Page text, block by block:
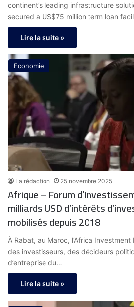
continent’s leading infrastructure
secured a US$75 million term loan
Lire la suite »
Economie
La rédaction 25 novembre 2025
Afrique – Forum
milliards USD d’intérêts
mobilisés depuis 2018
À Rabat, au Maroc, l’Africa
des investisseurs, des décideurs
d’entreprise du…
Lire la suite »